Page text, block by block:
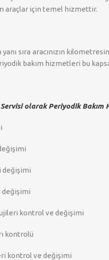
araçlar için temel hizmettir.
sıra aracınızın
bakım hizmetleri bu
olarak Periyodik Bakım
değişimi
değişimi
kontrol ve değişimi
kontrolü
kontrol ve değişimi